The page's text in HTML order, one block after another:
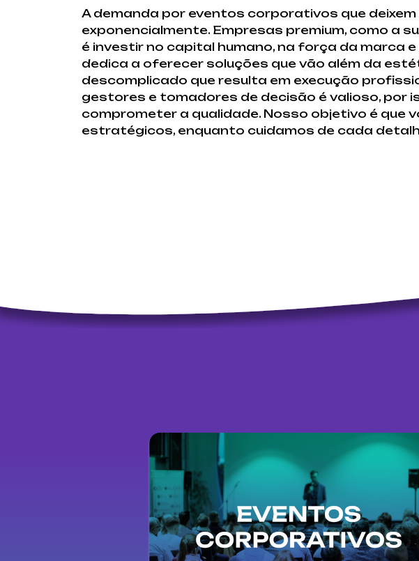
A demanda por eventos corporativos que
exponencialmente. Empresas premium, como a
é investir no capital humano, na força da marca
dedica a oferecer soluções que vão além da
descomplicado que resulta em execução
gestores e tomadores de decisão é valioso, por
comprometer a qualidade. Nosso objetivo é que
estratégicos, enquanto cuidamos de cada